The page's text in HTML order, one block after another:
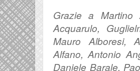
Grazie a Martino
Acquarulo,
Mauro Alboresi,
Alfano, Antonio
Daniele Barale,